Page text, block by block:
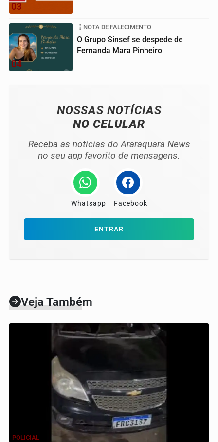
03
04
NOTA DE FALECIMENTO
O Grupo Sinsef se despede de
Fernanda Mara Pinheiro
NOSSAS NOTÍCIAS
NO CELULAR
Receba as notícias do Araraquara News
no seu app favorito de mensagens.
Whatsapp Facebook
ENTRAR
Veja Também
POLICIAL